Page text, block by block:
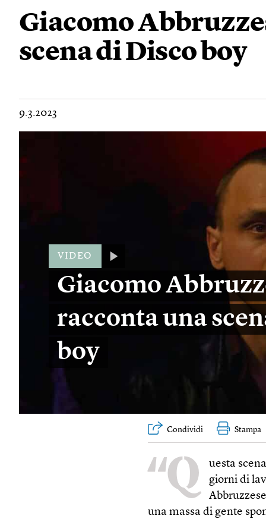
Giacomo
scena di Disco boy
9.3.2023
VIDEO
Giacomo
racconta una
boy
Condividi Stampa
“Q
uesta
giorni di
una massa di gente